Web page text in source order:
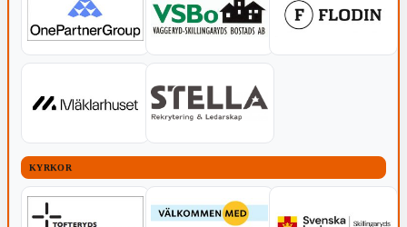
KYRKOR